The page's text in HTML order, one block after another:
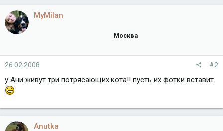
т
е
м
а
MyMilan
Москва
26.02.2008 #2
у Ани живут три потрясающих кота!! пусть их фотки вставит.
Anutka